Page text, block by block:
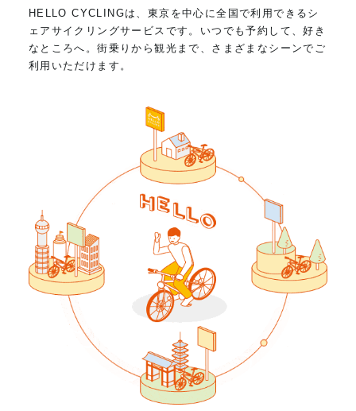
HELLO CYCLINGは、東京を中心に全国で利用できるシ
ェアサイクリングサービスです。いつでも予約して、好き
なところへ。街乗りから観光まで、さまざまなシーンでご
利用いただけます。